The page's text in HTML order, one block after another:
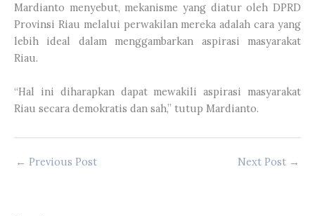
Mardianto menyebut, mekanisme yang diatur oleh DPRD
Provinsi Riau melalui perwakilan mereka adalah cara yang
lebih ideal dalam menggambarkan aspirasi masyarakat
Riau.
“Hal ini diharapkan dapat mewakili aspirasi masyarakat
Riau secara demokratis dan sah,” tutup Mardianto.
← Previous Post Next Post →